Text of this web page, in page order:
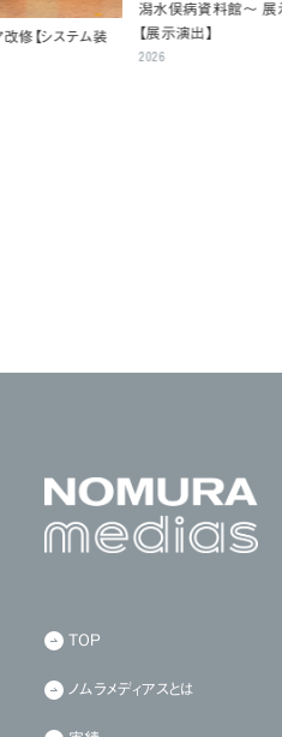
修【システム装
潟水俣病資料館～ 展
【展示演出】
2026
TOP
ノムラメディアスとは